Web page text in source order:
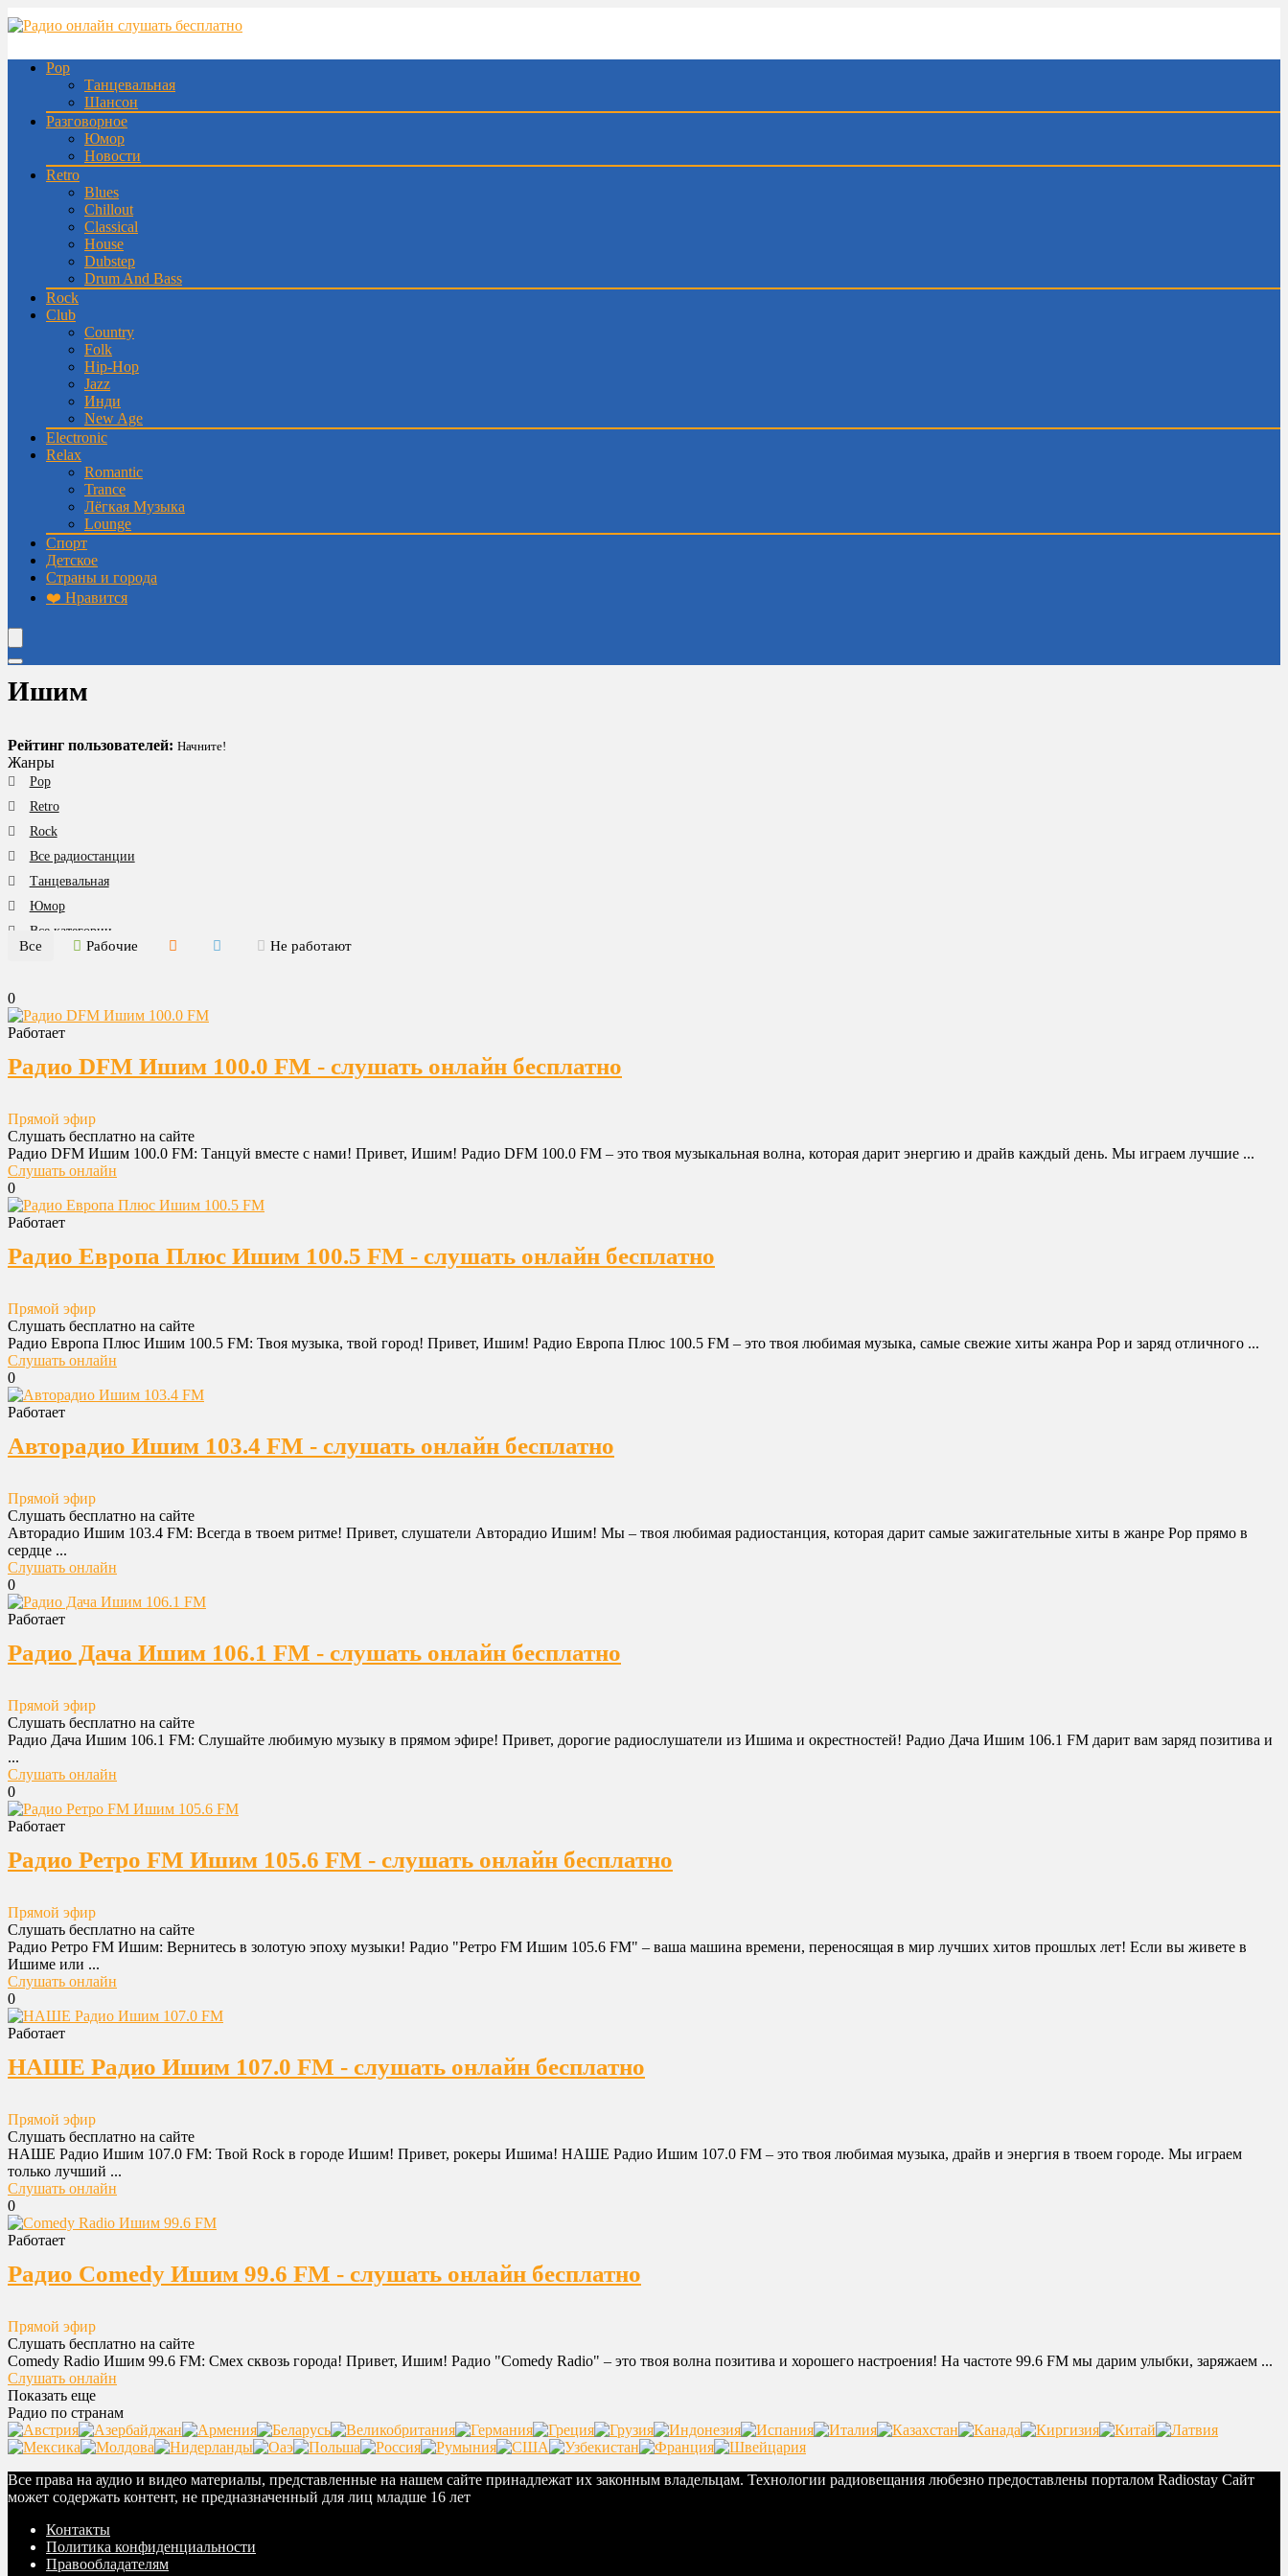
Pop
Танцевальная
Шансон
Разговорное
Юмор
Новости
Retro
Blues
Chillout
Classical
House
Dubstep
Drum And Bass
Rock
Club
Country
Folk
Hip-Hop
Jazz
Инди
New Age
Electronic
Relax
Romantic
Trance
Лёгкая Музыка
Lounge
Спорт
Детское
Страны и города
❤️ Нравится
Ишим
Рейтинг пользователей: Начните!
Жанры
Pop
Retro
Rock
Все радиостанции
Танцевальная
Юмор
Все категории
Все Рабочие Не работают
0
Работает
Радио DFM Ишим 100.0 FM - слушать онлайн бесплатно
Прямой эфир
Слушать бесплатно на сайте
Радио DFM Ишим 100.0 FM: Танцуй вместе с нами! Привет, Ишим! Радио DFM 100.0 FM – это твоя музыкальная волна, которая дарит энергию и драйв каждый день. Мы играем лучшие ...
Слушать онлайн
0
Работает
Радио Европа Плюс Ишим 100.5 FM - слушать онлайн бесплатно
Прямой эфир
Слушать бесплатно на сайте
Радио Европа Плюс Ишим 100.5 FM: Твоя музыка, твой город! Привет, Ишим! Радио Европа Плюс 100.5 FM – это твоя любимая музыка, самые свежие хиты жанра Pop и заряд отличного ...
Слушать онлайн
0
Работает
Авторадио Ишим 103.4 FM - слушать онлайн бесплатно
Прямой эфир
Слушать бесплатно на сайте
Авторадио Ишим 103.4 FM: Всегда в твоем ритме! Привет, слушатели Авторадио Ишим! Мы – твоя любимая радиостанция, которая дарит самые зажигательные хиты в жанре Pop прямо в
сердце ...
Слушать онлайн
0
Работает
Радио Дача Ишим 106.1 FM - слушать онлайн бесплатно
Прямой эфир
Слушать бесплатно на сайте
Радио Дача Ишим 106.1 FM: Слушайте любимую музыку в прямом эфире! Привет, дорогие радиослушатели из Ишима и окрестностей! Радио Дача Ишим 106.1 FM дарит вам заряд позитива и
...
Слушать онлайн
0
Работает
Радио Ретро FM Ишим 105.6 FM - слушать онлайн бесплатно
Прямой эфир
Слушать бесплатно на сайте
Радио Ретро FM Ишим: Вернитесь в золотую эпоху музыки! Радио "Ретро FM Ишим 105.6 FM" – ваша машина времени, переносящая в мир лучших хитов прошлых лет! Если вы живете в
Ишиме или ...
Слушать онлайн
0
Работает
НАШЕ Радио Ишим 107.0 FM - слушать онлайн бесплатно
Прямой эфир
Слушать бесплатно на сайте
НАШЕ Радио Ишим 107.0 FM: Твой Rock в городе Ишим! Привет, рокеры Ишима! НАШЕ Радио Ишим 107.0 FM – это твоя любимая музыка, драйв и энергия в твоем городе. Мы играем
только лучший ...
Слушать онлайн
0
Работает
Радио Comedy Ишим 99.6 FM - слушать онлайн бесплатно
Прямой эфир
Слушать бесплатно на сайте
Comedy Radio Ишим 99.6 FM: Смех сквозь города! Привет, Ишим! Радио "Comedy Radio" – это твоя волна позитива и хорошего настроения! На частоте 99.6 FM мы дарим улыбки, заряжаем ...
Слушать онлайн
Показать еще
Радио по странам
Все права на аудио и видео материалы, представленные на нашем сайте принадлежат их законным владельцам. Технологии радиовещания любезно предоставлены порталом Radiostay Сайт
может содержать контент, не предназначенный для лиц младше 16 лет
Контакты
Политика конфиденциальности
Правообладателям